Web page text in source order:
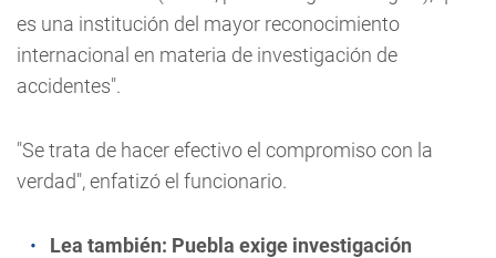
es una institución del mayor reconocimiento
internacional en materia de investigación de
accidentes".
"Se trata de hacer efectivo el compromiso con la
verdad", enfatizó el funcionario.
Lea también: Puebla exige investigación